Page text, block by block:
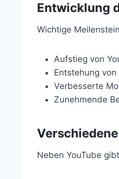
Entwicklung
Wichtige
Aufstieg von
Entstehung
Verbesserte
Zunehmende
Neben YouTube